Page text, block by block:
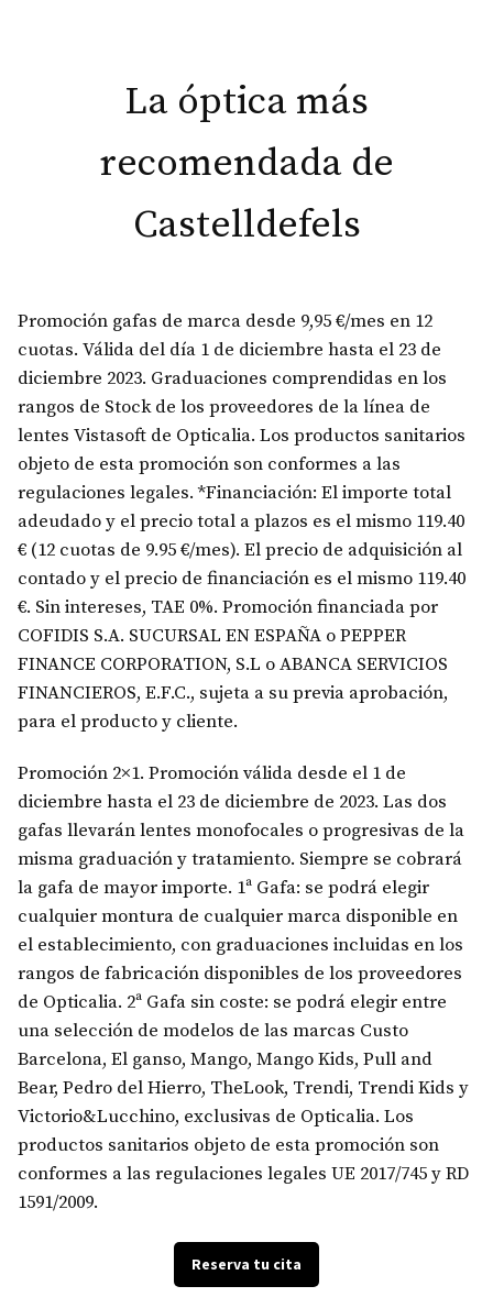
La óptica más
recomendada de
Castelldefels
Promoción gafas de marca desde 9,95 €/mes en 12
cuotas. Válida del día 1 de diciembre hasta el 23 de
diciembre 2023. Graduaciones comprendidas en los
rangos de Stock de los proveedores de la línea de
lentes Vistasoft de Opticalia. Los productos sanitarios
objeto de esta promoción son conformes a las
regulaciones legales. *Financiación: El importe total
adeudado y el precio total a plazos es el mismo 119.40
€ (12 cuotas de 9.95 €/mes). El precio de adquisición al
contado y el precio de financiación es el mismo 119.40
€. Sin intereses, TAE 0%. Promoción financiada por
COFIDIS S.A. SUCURSAL EN ESPAÑA o PEPPER
FINANCE CORPORATION, S.L o ABANCA SERVICIOS
FINANCIEROS, E.F.C., sujeta a su previa aprobación,
para el producto y cliente.
Promoción 2×1. Promoción válida desde el 1 de
diciembre hasta el 23 de diciembre de 2023. Las dos
gafas llevarán lentes monofocales o progresivas de la
misma graduación y tratamiento. Siempre se cobrará
la gafa de mayor importe. 1ª Gafa: se podrá elegir
cualquier montura de cualquier marca disponible en
el establecimiento, con graduaciones incluidas en los
rangos de fabricación disponibles de los proveedores
de Opticalia. 2ª Gafa sin coste: se podrá elegir entre
una selección de modelos de las marcas Custo
Barcelona, El ganso, Mango, Mango Kids, Pull and
Bear, Pedro del Hierro, TheLook, Trendi, Trendi Kids y
Victorio&Lucchino, exclusivas de Opticalia. Los
productos sanitarios objeto de esta promoción son
conformes a las regulaciones legales UE 2017/745 y RD
1591/2009.
Reserva tu cita